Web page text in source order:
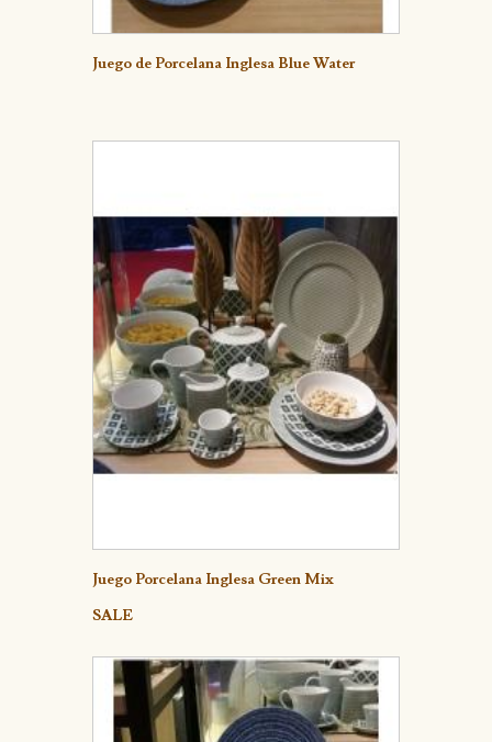
Detalle
Juego de Porcelana Inglesa Blue Water
Detalle
Juego Porcelana Inglesa Green Mix
SALE